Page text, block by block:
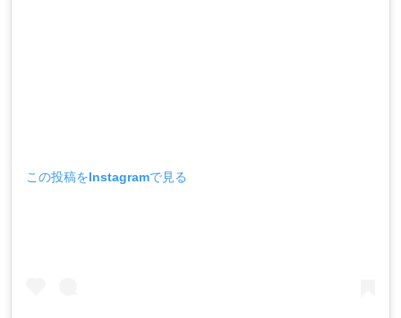
この投稿をInstagramで見る